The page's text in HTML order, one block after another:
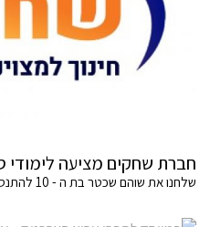
חברת שחקים מציעה לימודי
שלחנו את שוהם שכטר בת ה - 10 להתנסות בעשרה מיפגשים.